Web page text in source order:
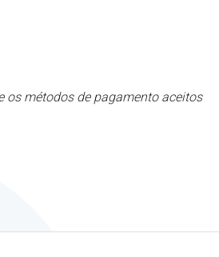
os métodos de pagamento aceitos